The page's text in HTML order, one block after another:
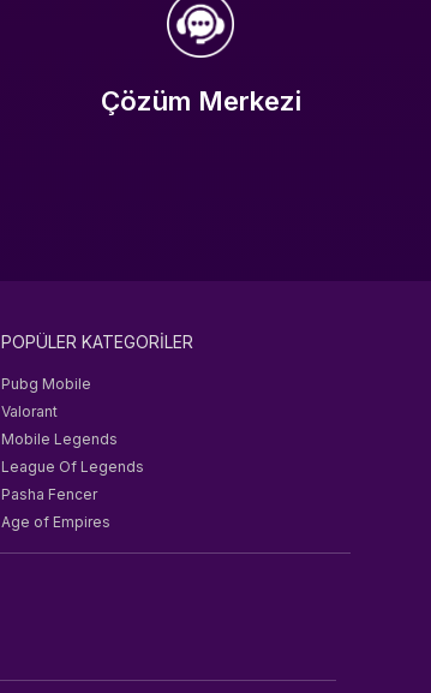
Çözüm Merkezi
POPÜLER KATEGORİLER
Pubg Mobile
Valorant
Mobile Legends
League Of Legends
Pasha Fencer
Age of Empires